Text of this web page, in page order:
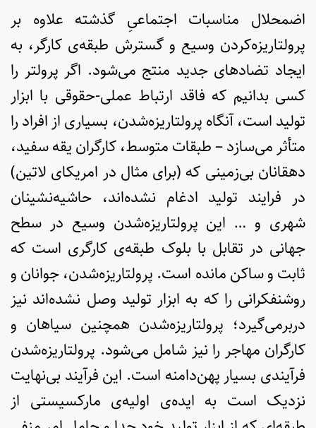
اضمحلال مناسبات اجتماعیِ گذشته علاوه بر
پرولتاریزه‌کردن وسیع و گسترش طبقه‌ی کارگر، به
ایجاد تضادهای جدید منتج می‌شود. اگر پرولتر را
کسی بدانیم که فاقد ارتباط عملی-حقوقی با ابزار
تولید است، آنگاه پرولتاریزه‌شدن، بسیاری از افراد را
متأثر می­‌سازد – طبقات متوسط، کارگران یقه سفید،
دهقانان بی‌زمینی که (برای مثال در امریکای لاتین)
در فرایند تولید ادغام نشده‌اند، حاشیه‌نشینان
شهری و … این پرولتاریزه‌شدن وسیع در سطح
جهانی در تقابل با بلوک طبقه‌ی کارگری است که
ثابت و ساکن مانده است. پرولتاریزه‌شدن، جوانان و
روشنفکرانی را که به ابزار تولید وصل نشده‌اند نیز
دربرمی‌گیرد؛ پرولتاریزه‌شدن همچنین سیاهان و
کارگران مهاجر را نیز شامل می‌شود. پرولتاریزه‌شدن
فرآیندی بسیار پهن‌دامنه است. این فرآیند بی‌نهایت
نزدیک است به ایده‌ی اولیه‌ی مارکسیستی از